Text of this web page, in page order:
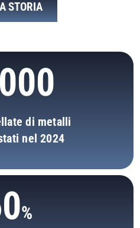
STORIA
di metalli
nel 2024